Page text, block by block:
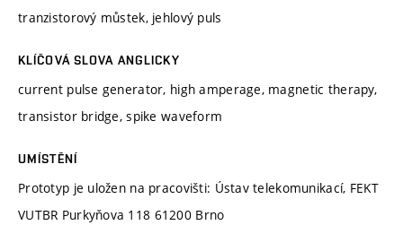
tranzistorový můstek, jehlový puls
KLÍČOVÁ SLOVA ANGLICKY
current pulse generator, high amperage, magnetic therapy,
transistor bridge, spike waveform
UMÍSTĚNÍ
Prototyp je uložen na pracovišti: Ústav telekomunikací, FEKT
VUTBR Purkyňova 118 61200 Brno